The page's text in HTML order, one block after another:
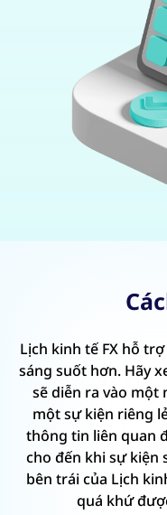
Lịch kinh tế FX hỗ
sáng suốt hơn. Hãy
sẽ diễn ra vào một
một sự kiện riêng
thông tin liên quan
cho đến khi sự kiện
bên trái của Lịch
quá khứ